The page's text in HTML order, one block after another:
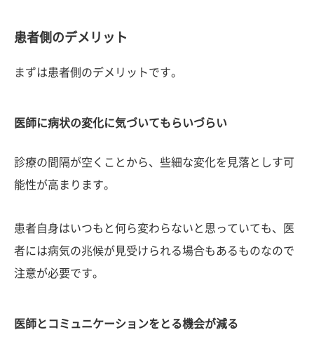
患者側のデメリット
まずは患者側のデメリットです。
医師に病状の変化に気づいてもらいづらい
診療の間隔が空くことから、些細な変化を見落としす可
能性が高まります。
患者自身はいつもと何ら変わらないと思っていても、医
者には病気の兆候が見受けられる場合もあるものなので
注意が必要です。
医師とコミュニケーションをとる機会が減る